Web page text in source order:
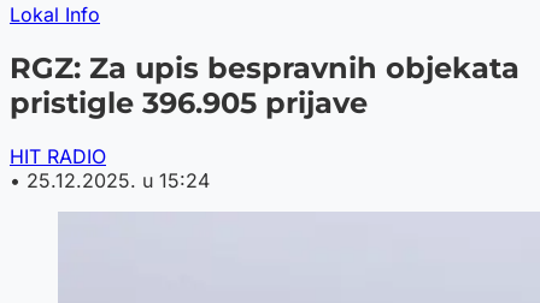
Lokal Info
RGZ: Za upis bespravnih objekata
pristigle 396.905 prijave
HIT RADIO
• 25.12.2025. u 15:24